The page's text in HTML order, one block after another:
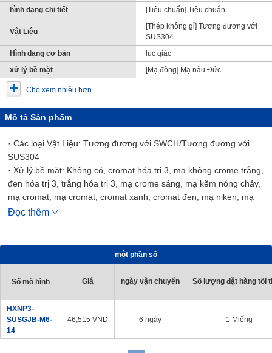
hình dạng chi tiết
[Tiêu chuẩn] Tiêu chuẩn
Vật Liệu
[Thép không gỉ] Tương đương với
SUS304
Hình dạng cơ bản
lục giác
xử lý bề mặt
[Mạ đồng] Mạ nâu Đức
Cho xem nhiều hơn
Mô tả Sản phẩm
· Các loại Vật Liệu: Tương đương với SWCH/Tương đương với
SUS304
· Xử lý bề mặt: Không có, cromat hóa trị 3, mạ không crome trắng,
đen hóa trị 3, trắng hóa trị 3, mạ crome sáng, mạ kẽm nóng chảy,
mạ cromat, mạ cromat, cromat xanh, cromat đen, mạ niken, mạ
crom, anot đen, dacrotized, tiếng Đức, mạ nâu, Lafre, sơn đen,
Đọc thêm
một phần số
Số mô hình Giá ngày vận chuyển Số lượng đặt hàng tối
HXNP3-
SUSGJB-M6-
14
46,515 VND 6 ngày 1 Miếng